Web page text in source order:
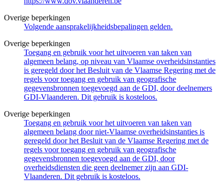
Overige beperkingen
Volgende aansprakelijkheidsbepalingen gelden.
Overige beperkingen
Toegang en gebruik voor het uitvoeren van taken van
algemeen belang, op niveau van Vlaamse overheidsinstanties
is geregeld door het Besluit van de Vlaamse Regering met de
regels voor toegang en gebruik van geografische
gegevensbronnen toegevoegd aan de GDI, door deelnemers
GDI-Vlaanderen. Dit gebruik is kosteloos.
Overige beperkingen
Toegang en gebruik voor het uitvoeren van taken van
algemeen belang door niet-Vlaamse overheidsinstanties is
geregeld door het Besluit van de Vlaamse Regering met de
regels voor toegang en gebruik van geografische
gegevensbronnen toegevoegd aan de GDI, door
overheidsdiensten die geen deelnemer zijn aan GDI-
Vlaanderen. Dit gebruik is kosteloos.